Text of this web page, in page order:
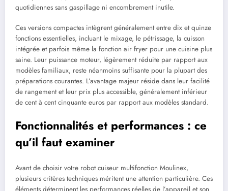
quotidiennes sans gaspillage ni encombrement inutile.
Ces versions compactes intègrent généralement entre dix et quinze
fonctions essentielles, incluant le mixage, le pétrissage, la cuisson
intégrée et parfois même la fonction air fryer pour une cuisine plus
saine. Leur puissance moteur, légèrement réduite par rapport aux
modèles familiaux, reste néanmoins suffisante pour la plupart des
préparations courantes. L’avantage majeur réside dans leur facilité
de rangement et leur prix plus accessible, généralement inférieur
de cent à cent cinquante euros par rapport aux modèles standard.
Fonctionnalités et performances : ce
qu’il faut examiner
Avant de choisir votre robot cuiseur multifonction Moulinex,
plusieurs critères techniques méritent une attention particulière. Ces
éléments déterminent les performances réelles de l’appareil et son